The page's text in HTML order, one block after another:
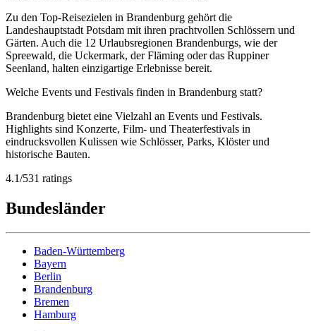
Zu den Top-Reisezielen in Brandenburg gehört die
Landeshauptstadt Potsdam mit ihren prachtvollen Schlössern und
Gärten. Auch die 12 Urlaubsregionen Brandenburgs, wie der
Spreewald, die Uckermark, der Fläming oder das Ruppiner
Seenland, halten einzigartige Erlebnisse bereit.
Welche Events und Festivals finden in Brandenburg statt?
Brandenburg bietet eine Vielzahl an Events und Festivals.
Highlights sind Konzerte, Film- und Theaterfestivals in
eindrucksvollen Kulissen wie Schlösser, Parks, Klöster und
historische Bauten.
4.1/531 ratings
Bundesländer
Baden-Württemberg
Bayern
Berlin
Brandenburg
Bremen
Hamburg